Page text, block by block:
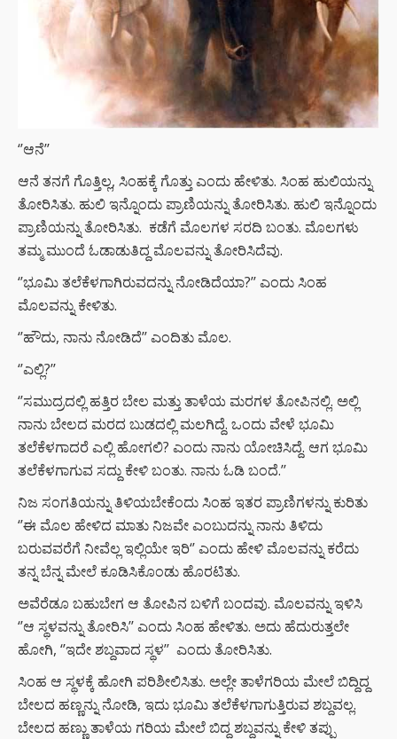
‘’ಆನೆ’’
ಆನೆ ತನಗೆ ಗೊತ್ತಿಲ್ಲ, ಸಿಂಹಕ್ಕೆ ಗೊತ್ತು ಎಂದು ಹೇಳಿತು. ಸಿಂಹ ಹುಲಿಯನ್ನು
ತೋರಿಸಿತು. ಹುಲಿ ಇನ್ನೊಂದು ಪ್ರಾಣಿಯನ್ನು ತೋರಿಸಿತು. ಹುಲಿ ಇನ್ನೊಂದು
ಪ್ರಾಣಿಯನ್ನು ತೋರಿಸಿತು. ಕಡೆಗೆ ಮೊಲಗಳ ಸರದಿ ಬಂತು. ಮೊಲಗಳು
ತಮ್ಮ ಮುಂದೆ ಓಡಾಡುತಿದ್ದ ಮೊಲವನ್ನು ತೋರಿಸಿದೆವು.
‘’ಭೂಮಿ ತಲೆಕೆಳಗಾಗಿರುವದನ್ನು ನೋಡಿದೆಯಾ?’’ ಎಂದು ಸಿಂಹ
ಮೊಲವನ್ನು ಕೇಳಿತು.
‘’ಹೌದು, ನಾನು ನೋಡಿದೆ’’ ಎಂದಿತು ಮೊಲ.
‘’ಎಲ್ಲಿ?’’
‘’ಸಮುದ್ರದಲ್ಲಿ ಹತ್ತಿರ ಬೇಲ ಮತ್ತು ತಾಳೆಯ ಮರಗಳ ತೋಪಿನಲ್ಲಿ. ಅಲ್ಲಿ
ನಾನು ಬೇಲದ ಮರದ ಬುಡದಲ್ಲಿ ಮಲಗಿದ್ದೆ. ಒಂದು ವೇಳೆ ಭೂಮಿ
ತಲೆಕೆಳಗಾದರೆ ಎಲ್ಲಿ ಹೋಗಲಿ? ಎಂದು ನಾನು ಯೋಚಿಸಿದ್ದೆ. ಆಗ ಭೂಮಿ
ತಲೆಕೆಳಗಾಗುವ ಸದ್ದು ಕೇಳಿ ಬಂತು. ನಾನು ಓಡಿ ಬಂದೆ.’’
ನಿಜ ಸಂಗತಿಯನ್ನು ತಿಳಿಯಬೇಕೆಂದು ಸಿಂಹ ಇತರ ಪ್ರಾಣಿಗಳನ್ನು ಕುರಿತು
‘’ಈ ಮೊಲ ಹೇಳಿದ ಮಾತು ನಿಜವೇ ಎಂಬುದನ್ನು ನಾನು ತಿಳಿದು
ಬರುವವರೆಗೆ ನೀವೆಲ್ಲ ಇಲ್ಲಿಯೇ ಇರಿ‘’ ಎಂದು ಹೇಳಿ ಮೊಲವನ್ನು ಕರೆದು
ತನ್ನ ಬೆನ್ನ ಮೇಲೆ ಕೂಡಿಸಿಕೊಂಡು ಹೊರಟಿತು.
ಅವೆರೆಡೂ ಬಹುಬೇಗ ಆ ತೋಪಿನ ಬಳಿಗೆ ಬಂದವು. ಮೊಲವನ್ನು ಇಳಿಸಿ
‘’ಆ ಸ್ಥಳವನ್ನು ತೋರಿಸಿ’’ ಎಂದು ಸಿಂಹ ಹೇಳಿತು. ಅದು ಹೆದುರುತ್ತಲೇ
ಹೋಗಿ, ‘’ಇದೇ ಶಬ್ದವಾದ ಸ್ಥಳ’’ ಎಂದು ತೋರಿಸಿತು.
ಸಿಂಹ ಆ ಸ್ಥಳಕ್ಕೆ ಹೋಗಿ ಪರಿಶೀಲಿಸಿತು. ಅಲ್ಲೇ ತಾಳೆಗರಿಯ ಮೇಲೆ ಬಿದ್ದಿದ್ದ
ಬೇಲದ ಹಣ್ಣನ್ನು ನೋಡಿ, ಇದು ಭೂಮಿ ತಲೆಕೆಳಗಾಗುತ್ತಿರುವ ಶಬ್ದವಲ್ಲ.
ಬೇಲದ ಹಣ್ಣು ತಾಳೆಯ ಗರಿಯ ಮೇಲೆ ಬಿದ್ದ ಶಬ್ದವನ್ನು ಕೇಳಿ ತಪ್ಪು